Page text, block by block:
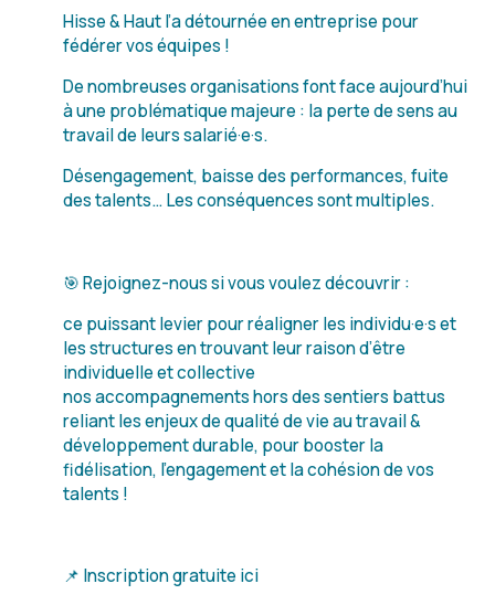
Hisse & Haut l’a détournée en entreprise pour
fédérer vos équipes !
De nombreuses organisations font face aujourd’hui
à une problématique majeure : la perte de sens au
travail de leurs salarié·e·s.
Désengagement, baisse des performances, fuite
des talents… Les conséquences sont multiples.
🎯 Rejoignez-nous si vous voulez découvrir :
ce puissant levier pour réaligner les individu·e·s et
les structures en trouvant leur raison d’être
individuelle et collective
nos accompagnements hors des sentiers battus
reliant les enjeux de qualité de vie au travail &
développement durable, pour booster la
fidélisation, l’engagement et la cohésion de vos
talents !
📌 Inscription gratuite ici